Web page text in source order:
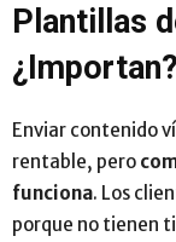
Plantillas
¿Importan?
Enviar contenido
rentable, pero
funciona. Los
porque no tienen